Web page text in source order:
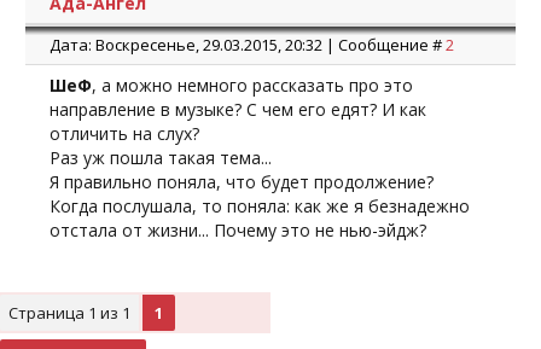
Дата: Воскресенье, 29.03.2015, 20:32 | Сообщение #2
ШеФ, а можно немного рассказать про это
направление в музыке? С чем его едят? И как
отличить на слух?
Раз уж пошла такая тема...
Я правильно поняла, что будет продолжение?
Когда послушала, то поняла: как же я безнадежно
отстала от жизни... Почему это не нью-эйдж?
Страница 1 из 1 1